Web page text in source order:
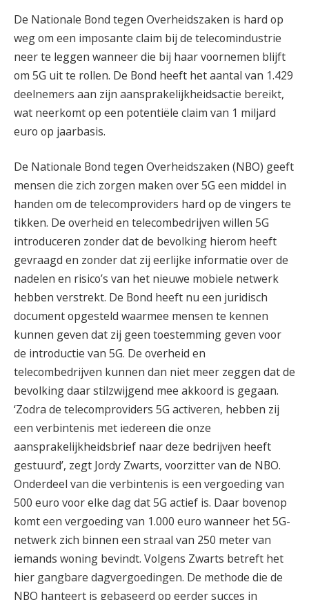
De Nationale Bond tegen Overheidszaken is hard op
weg om een imposante claim bij de telecomindustrie
neer te leggen wanneer die bij haar voornemen blijft
om 5G uit te rollen. De Bond heeft het aantal van 1.429
deelnemers aan zijn aansprakelijkheidsactie bereikt,
wat neerkomt op een potentiële claim van 1 miljard
euro op jaarbasis.
De Nationale Bond tegen Overheidszaken (NBO) geeft
mensen die zich zorgen maken over 5G een middel in
handen om de telecomproviders hard op de vingers te
tikken. De overheid en telecombedrijven willen 5G
introduceren zonder dat de bevolking hierom heeft
gevraagd en zonder dat zij eerlijke informatie over de
nadelen en risico’s van het nieuwe mobiele netwerk
hebben verstrekt. De Bond heeft nu een juridisch
document opgesteld waarmee mensen te kennen
kunnen geven dat zij geen toestemming geven voor
de introductie van 5G. De overheid en
telecombedrijven kunnen dan niet meer zeggen dat de
bevolking daar stilzwijgend mee akkoord is gegaan.
‘Zodra de telecomproviders 5G activeren, hebben zij
een verbintenis met iedereen die onze
aansprakelijkheidsbrief naar deze bedrijven heeft
gestuurd’, zegt Jordy Zwarts, voorzitter van de NBO.
Onderdeel van die verbintenis is een vergoeding van
500 euro voor elke dag dat 5G actief is. Daar bovenop
komt een vergoeding van 1.000 euro wanneer het 5G-
netwerk zich binnen een straal van 250 meter van
iemands woning bevindt. Volgens Zwarts betreft het
hier gangbare dagvergoedingen. De methode die de
NBO hanteert is gebaseerd op eerder succes in